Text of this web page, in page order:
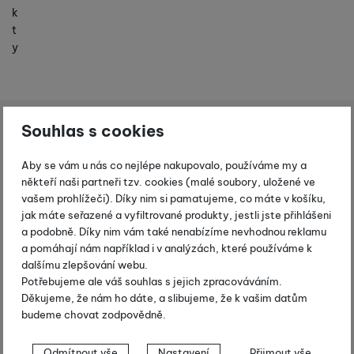
Souhlas s cookies
Aby se vám u nás co nejlépe nakupovalo, používáme my a
někteří naši partneři tzv. cookies (malé soubory, uložené ve
vašem prohlížeči). Díky nim si pamatujeme, co máte v košíku,
jak máte seřazené a vyfiltrované produkty, jestli jste přihlášeni
a podobně. Díky nim vám také nenabízíme nevhodnou reklamu
a pomáhají nám například i v analýzách, které používáme k
dalšímu zlepšování webu.
Potřebujeme ale váš souhlas s jejich zpracováváním.
Děkujeme, že nám ho dáte, a slibujeme, že k vašim datům
budeme chovat zodpovědně.
Nastavení souhlasů s kategoriemi
k
t
y
Shopio demo
Leki Softlite Antishock
Fotografie